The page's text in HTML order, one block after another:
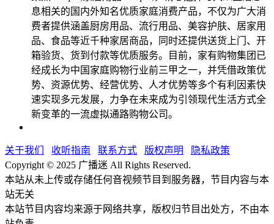
息相关的国内外知名优质家庭消费产品，不仅为广大消
费者提供涵盖厨房用品、流行用品、美容护肤、居家用
品、食品等近千种家居商品，同时还提供送货上门、开
箱验货、货到付款等优质服务。目前，家有购物集团已
经成长为中国家庭购物行业前三甲之一，并凭借政策优
势、资源优势、经营优势、人才优势等多个有利因素快
速实现多元发展，力争在未来成为引领现代生活方式全
新变革的一流虚拟通路购物公司。
关于我们 收听指南 联系方式 版权声明
隐私政策
Copyright © 2025 广播迷 All Rights Reserved.
本站从未上传或存储任何音视频节目到服务器，节目内容与本
站无关
本站节目内容均来源于网络共享，版权归节目出处方，不由本